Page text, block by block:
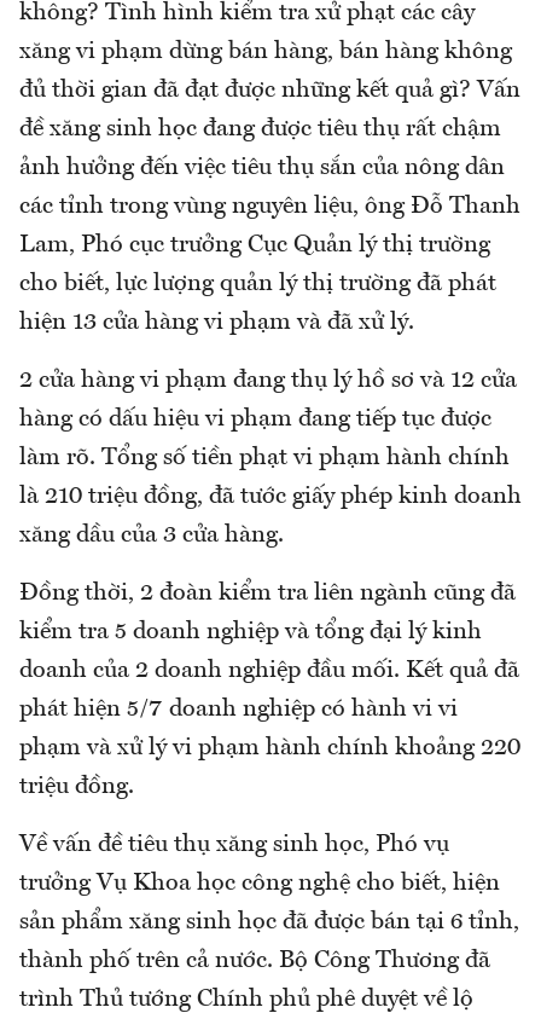
không? Tình hình kiểm tra xử phạt các cây
xăng vi phạm dừng bán hàng, bán hàng không
đủ thời gian đã đạt được những kết quả gì? Vấn
đề xăng sinh học đang được tiêu thụ rất chậm
ảnh hưởng đến việc tiêu thụ sắn của nông dân
các tỉnh trong vùng nguyên liệu, ông Đỗ Thanh
Lam, Phó cục trưởng Cục Quản lý thị trường
cho biết, lực lượng quản lý thị trường đã phát
hiện 13 cửa hàng vi phạm và đã xử lý.
2 cửa hàng vi phạm đang thụ lý hồ sơ và 12 cửa
hàng có dấu hiệu vi phạm đang tiếp tục được
làm rõ. Tổng số tiền phạt vi phạm hành chính
là 210 triệu đồng, đã tước giấy phép kinh doanh
xăng dầu của 3 cửa hàng.
Đồng thời, 2 đoàn kiểm tra liên ngành cũng đã
kiểm tra 5 doanh nghiệp và tổng đại lý kinh
doanh của 2 doanh nghiệp đầu mối. Kết quả đã
phát hiện 5/7 doanh nghiệp có hành vi vi
phạm và xử lý vi phạm hành chính khoảng 220
triệu đồng.
Về vấn đề tiêu thụ xăng sinh học, Phó vụ
trưởng Vụ Khoa học công nghệ cho biết, hiện
sản phẩm xăng sinh học đã được bán tại 6 tỉnh,
thành phố trên cả nước. Bộ Công Thương đã
trình Thủ tướng Chính phủ phê duyệt về lộ